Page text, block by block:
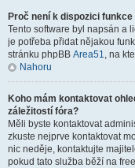
Proč není k dispozici funkce
Tento software byl napsán a
je potřeba přidat nějakou
stránku phpBB Area51, na
Nahoru
Koho mám kontaktovat
záležitostí fóra?
Měli byste kontaktovat
zkuste nejprve kontaktovat
nic neděje, kontaktujte
pokud tato služba běží na